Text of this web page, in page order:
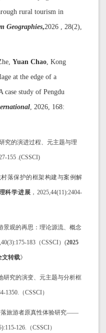
rural tourism in
Geographies,2026 , 28(2),
he, Yuan Chao, Kong
at the edge of a
case study of Pengdu
, 2026, 168:
究的演进过程、元主题与理
155 .(CSSCI)
落保护的框架构建与案例解
科学进展 ，2025,44(11):2404-
景观的再思：理论源流、概念
183（CSSCI）(2025
文转载》
研究的演变、元主题与分析框
1350.（CSSCI）
落旅游者原真性体验研究——
126. （CSSCI）